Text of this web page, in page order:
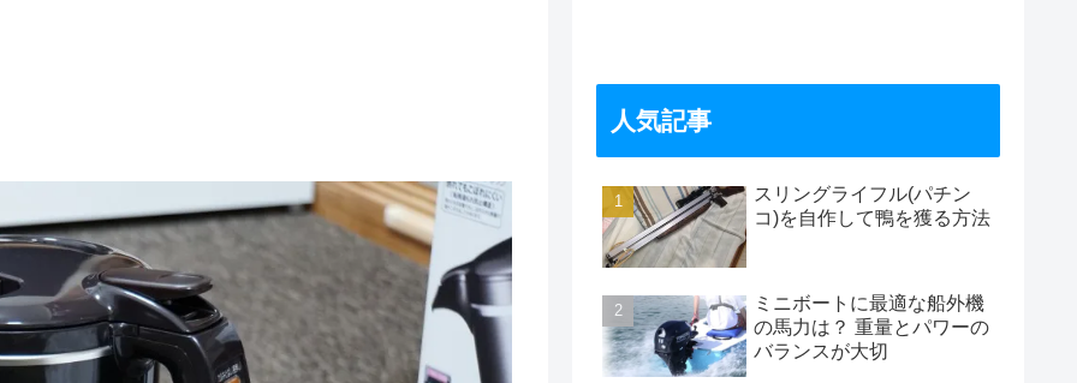
人気記事
スリングライフル(パチン
コ)を自作して鴨を獲る方法
ミニボートに最適な船外機
の馬力は？ 重量とパワーの
バランスが大切